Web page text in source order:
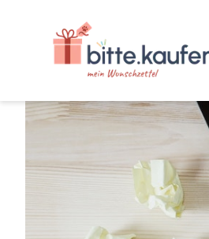
bitte.kaufen Mein